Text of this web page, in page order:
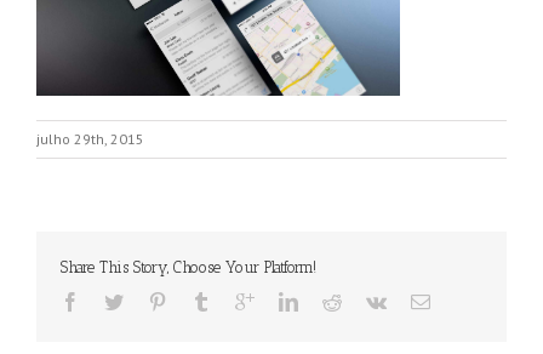
julho 29th, 2015
Share This Story, Choose Your Platform!